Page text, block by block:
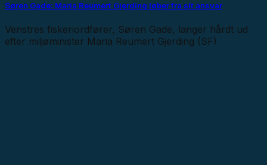
Søren Gade: Maria Reumert Gjerding løber fra sit ansvar
Venstres fiskeriordfører, Søren Gade, langer hårdt ud
efter miljøminister Maria Reumert Gjerding (SF)